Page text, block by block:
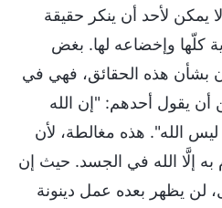
يمكن لأحد أن ينكر حقيقة
كلّها وإخضاعه لها. بغض
بشأن هذه الحقائق، فهي في
أن يقول أحدهم: "إن الله
الله". هذه مغالطة، لأن
به إلَّا الله في الجسد. حيث إن
لن يظهر بعده عمل دينونة